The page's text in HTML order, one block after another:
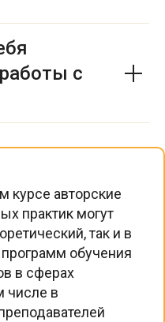
с
курсе авторские
практик могут
так и в
обучения
в сферах
числе в